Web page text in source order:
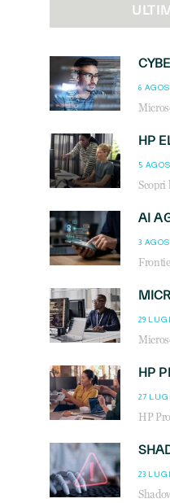
6
5
3
29
27
23